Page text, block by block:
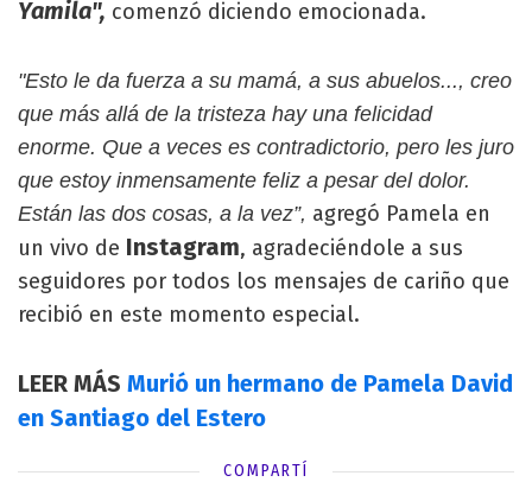
Yamila", comenzó diciendo emocionada.
"Esto le da fuerza a su mamá, a sus abuelos..., creo
que más allá de la tristeza hay una felicidad
enorme. Que a veces es contradictorio, pero les juro
que estoy inmensamente feliz a pesar del dolor.
Están las dos cosas, a la vez”, agregó Pamela en
un vivo de Instagram, agradeciéndole a sus
seguidores por todos los mensajes de cariño que
recibió en este momento especial.
LEER MÁS Murió un hermano de Pamela David
en Santiago del Estero
COMPARTÍ